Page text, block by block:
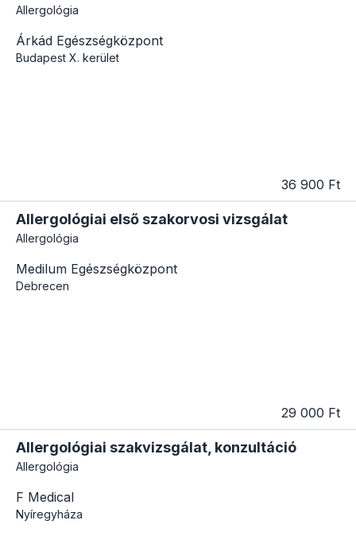
Allergológia
Árkád Egészségközpont
Budapest X. kerület
36 900 Ft
Allergológiai első szakorvosi vizsgálat
Allergológia
Medilum Egészségközpont
Debrecen
29 000 Ft
Allergológiai szakvizsgálat, konzultáció
Allergológia
F Medical
Nyíregyháza